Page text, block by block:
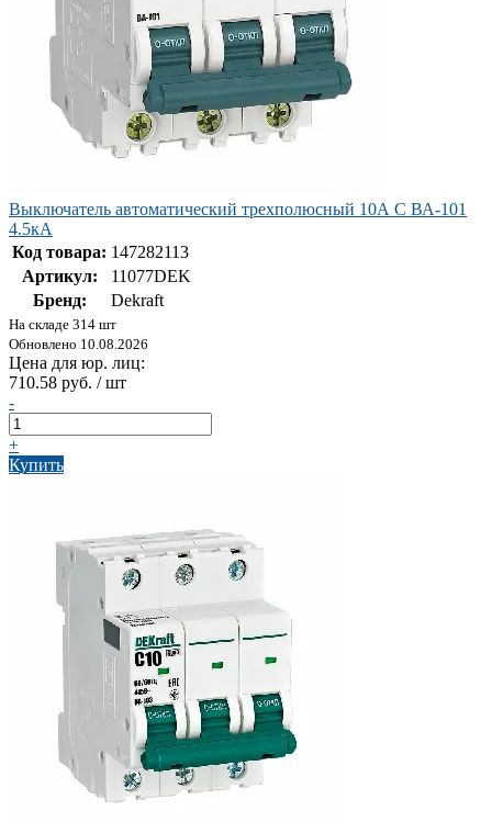
Выключатель автоматический трехполюсный 10А С ВА-101
4.5кА
Код товара: 147282113
Артикул:
11077DEK
Бренд:
Dekraft
На складе 314 шт
Обновлено 10.08.2026
Цена для юр. лиц:
710.58 руб. / шт
-
+
Купить